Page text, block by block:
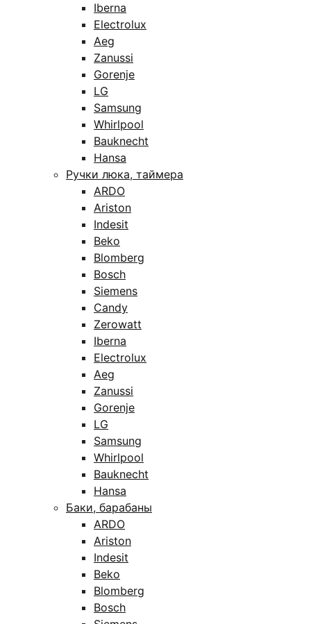
Iberna
Electrolux
Aeg
Zanussi
Gorenje
LG
Samsung
Whirlpool
Bauknecht
Hansa
Ручки люка, таймера
ARDO
Ariston
Indesit
Beko
Blomberg
Bosch
Siemens
Candy
Zerowatt
Iberna
Electrolux
Aeg
Zanussi
Gorenje
LG
Samsung
Whirlpool
Bauknecht
Hansa
Баки, барабаны
ARDO
Ariston
Indesit
Beko
Blomberg
Bosch